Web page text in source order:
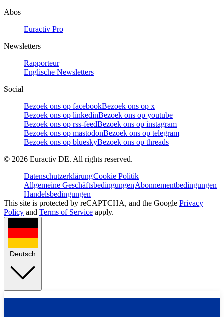
Abos
Euractiv Pro
Newsletters
Rapporteur
Englische Newsletters
Social
Bezoek ons op facebookBezoek ons op x
Bezoek ons op linkedinBezoek ons op youtube
Bezoek ons op rss-feedBezoek ons op instagram
Bezoek ons op mastodonBezoek ons op telegram
Bezoek ons op blueskyBezoek ons op threads
© 2026 Euractiv DE. All rights reserved.
DatenschutzerklärungCookie Politik
Allgemeine GeschäftsbedingungenAbonnementbedingungen
Handelsbedingungen
This site is protected by reCAPTCHA, and the Google Privacy
Policy and Terms of Service apply.
Deutsch